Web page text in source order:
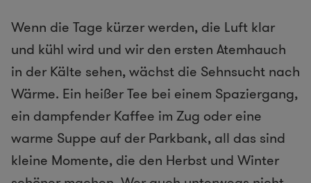
Wenn die Tage kürzer werden, die Luft klar
und kühl wird und wir den ersten Atemhauch
in der Kälte sehen, wächst die Sehnsucht nach
Wärme. Ein heißer Tee bei einem Spaziergang,
ein dampfender Kaffee im Zug oder eine
warme Suppe auf der Parkbank, all das sind
kleine Momente, die den Herbst und Winter